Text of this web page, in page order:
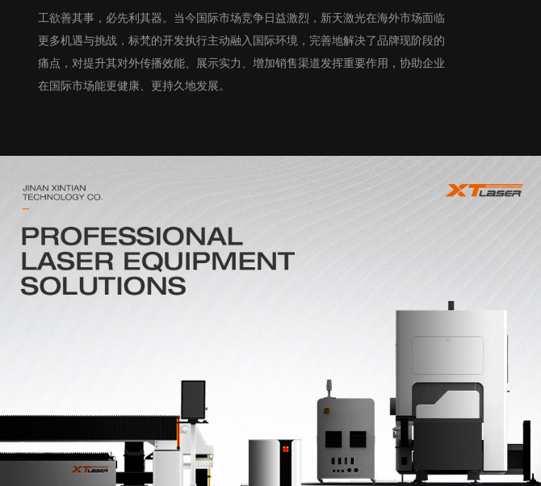
工欲善其事，必先利其器。当今国际市场竞争日益激烈，新天激光在海外市场面临
更多机遇与挑战，标梵的开发执行主动融入国际环境，完善地解决了品牌现阶段的
痛点，对提升其对外传播效能、展示实力、增加销售渠道发挥重要作用，协助企业
在国际市场能更健康、更持久地发展。